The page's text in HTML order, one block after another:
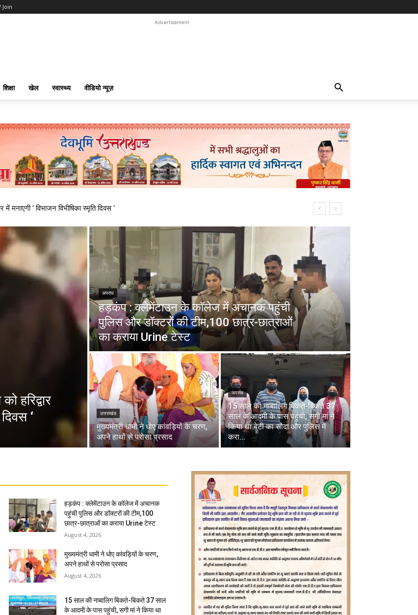
Join
Advertisement
शिक्षा खेल स्वास्थ्य वीडियो न्यूज़
मनाएगी ‘ विभाजन विभीषिका स्मृति दिवस ‘
हरिद्वार
‘
अपराध
हड़कंप : क्लेमेंटाउन के कॉलेज में अचानक पहुंची
पुलिस और डॉक्टरों की टीम,100 छात्र-छात्राओं
का कराया Urine टेस्ट
उत्तराखंड
मुख्यमंत्री धामी ने धोए कांवड़ियों के चरण,
अपने हाथों से परोसा प्रसाद
अपराध
15 साल की नाबालिग बिकते-बिकते 37
साल के आदमी के पास पहुंची, सगी मां ने
किया था बेटी का सौदा और पुलिस में
करा...
हड़कंप : क्लेमेंटाउन के कॉलेज में अचानक
पहुंची पुलिस और डॉक्टरों की टीम,100
छात्र-छात्राओं का कराया Urine टेस्ट
August 4, 2026
मुख्यमंत्री धामी ने धोए कांवड़ियों के चरण,
अपने हाथों से परोसा प्रसाद
August 4, 2026
15 साल की नाबालिग बिकते-बिकते 37 साल
के आदमी के पास पहुंची, सगी मां ने किया था